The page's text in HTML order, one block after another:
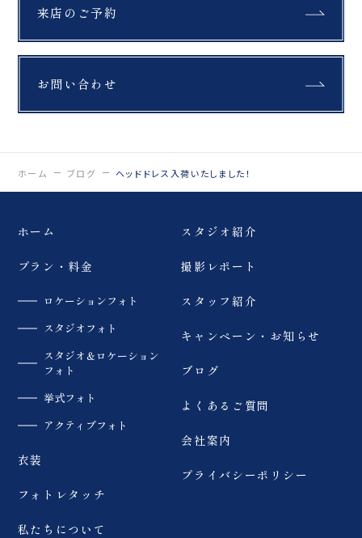
来店のご予約
お問い合わせ
ホーム ブログ ヘッドドレス入荷いたしました！
ホーム
プラン・料金
ロケーションフォト
スタジオフォト
スタジオ＆ロケーション
フォト
挙式フォト
アクティブフォト
衣装
フォトレタッチ
私たちについて
スタジオ紹介
撮影レポート
スタッフ紹介
キャンペーン・お知らせ
ブログ
よくあるご質問
会社案内
プライバシーポリシー